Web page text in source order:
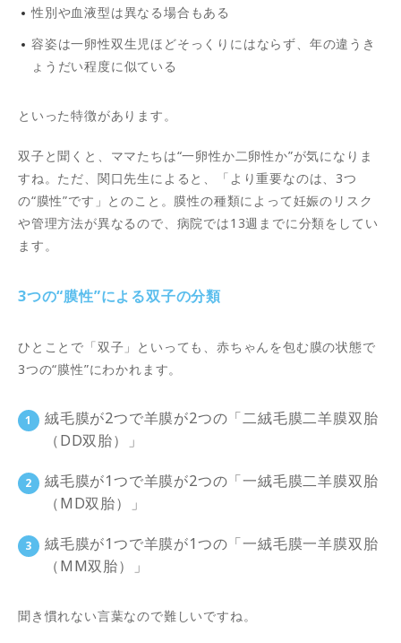
性別や血液型は異なる場合もある
容姿は一卵性双生児ほどそっくりにはならず、年の違うき
ょうだい程度に似ている
といった特徴があります。
双子と聞くと、ママたちは“一卵性か二卵性か”が気になりま
すね。ただ、関口先生によると、「より重要なのは、3つ
の“膜性”です」とのこと。膜性の種類によって妊娠のリスク
や管理方法が異なるので、病院では13週までに分類をしてい
ます。
3つの“膜性”による双子の分類
ひとことで「双子」といっても、赤ちゃんを包む膜の状態で
3つの“膜性”にわかれます。
絨毛膜が2つで羊膜が2つの「二絨毛膜二羊膜双胎
（DD双胎）」
絨毛膜が1つで羊膜が2つの「一絨毛膜二羊膜双胎
（MD双胎）」
絨毛膜が1つで羊膜が1つの「一絨毛膜一羊膜双胎
（MM双胎）」
聞き慣れない言葉なので難しいですね。